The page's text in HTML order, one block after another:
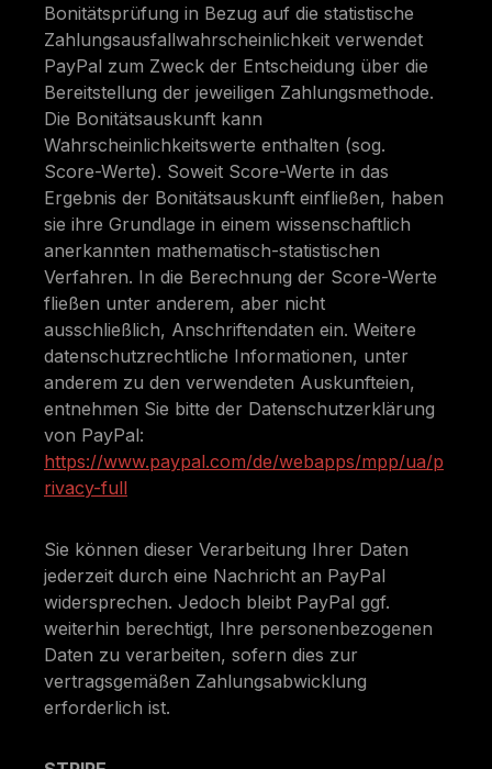
Bonitätsprüfung in Bezug auf die statistische
Zahlungsausfallwahrscheinlichkeit verwendet
PayPal zum Zweck der Entscheidung über die
Bereitstellung der jeweiligen Zahlungsmethode.
Die Bonitätsauskunft kann
Wahrscheinlichkeitswerte enthalten (sog.
Score-Werte). Soweit Score-Werte in das
Ergebnis der Bonitätsauskunft einfließen, haben
sie ihre Grundlage in einem wissenschaftlich
anerkannten mathematisch-statistischen
Verfahren. In die Berechnung der Score-Werte
fließen unter anderem, aber nicht
ausschließlich, Anschriftendaten ein. Weitere
datenschutzrechtliche Informationen, unter
anderem zu den verwendeten Auskunfteien,
entnehmen Sie bitte der Datenschutzerklärung
von PayPal:
https://www.paypal.com/de/webapps/mpp/ua/p
rivacy-full
Sie können dieser Verarbeitung Ihrer Daten
jederzeit durch eine Nachricht an PayPal
widersprechen. Jedoch bleibt PayPal ggf.
weiterhin berechtigt, Ihre personenbezogenen
Daten zu verarbeiten, sofern dies zur
vertragsgemäßen Zahlungsabwicklung
erforderlich ist.